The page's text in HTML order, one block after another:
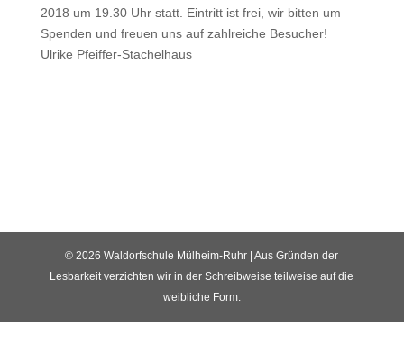
2018 um 19.30 Uhr statt. Eintritt ist frei, wir bitten um
Spenden und freuen uns auf zahlreiche Besucher!
Ulrike Pfeiffer-Stachelhaus
© 2026 Waldorfschule Mülheim-Ruhr | Aus Gründen der
Lesbarkeit verzichten wir in der Schreibweise teilweise auf die
weibliche Form.